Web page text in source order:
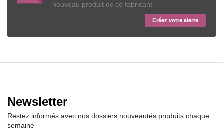
nouveau produit de ce fabricant.
Créez votre alerte
Newsletter
Restez informés avec nos dossiers nouveautés produits chaque
semaine